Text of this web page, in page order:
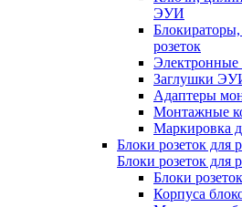
ЭУИ
розеток
Заглушки
Адаптеры
Монтажные
Маркировка
Блоки розеток для
Блоки розеток для
Блоки
Корпуса